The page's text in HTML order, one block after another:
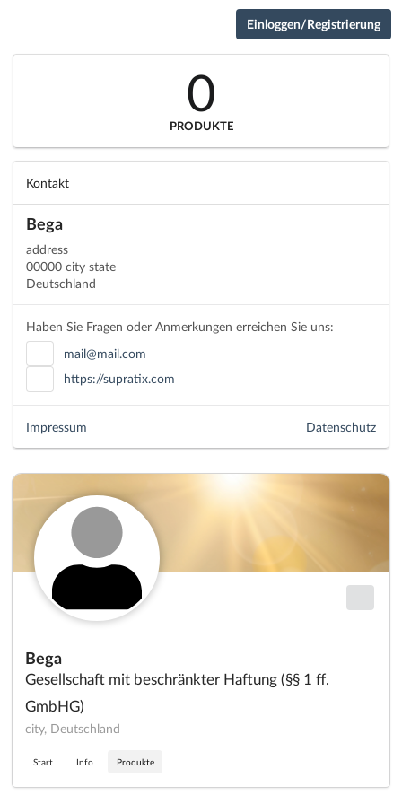
Einloggen/Registrierung
Bega
Gesellschaft mit beschränkter Haftung (§§ 1 ff.
GmbHG)
city, Deutschland
Start Info Produkte
0
PRODUKTE
Kontakt
Bega
address
00000 city state
Deutschland
Haben Sie Fragen oder Anmerkungen erreichen Sie uns:
mail@mail.com
https://supratix.com
Datenschutz
Impressum